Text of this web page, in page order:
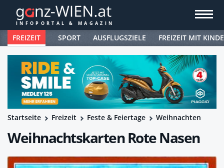
FREIZEIT SPORT AUSFLUGSZIELE FREIZEIT MIT
Startseite Freizeit Feste & Feiertage Weihnachten
Weihnachtskarten Rote Nasen